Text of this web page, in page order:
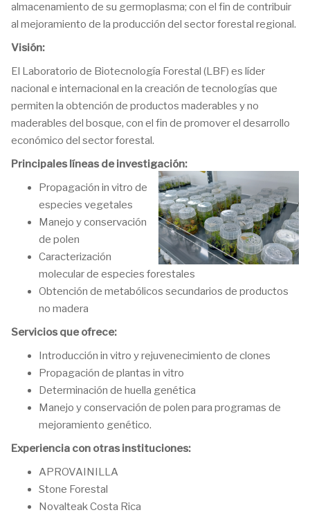
almacenamiento de su germoplasma; con el fin de contribuir
al mejoramiento de la producción del sector forestal regional.
Visión:
El Laboratorio de Biotecnología Forestal (LBF) es líder
nacional e internacional en la creación de tecnologías que
permiten la obtención de productos maderables y no
maderables del bosque, con el fin de promover el desarrollo
económico del sector forestal.
Principales líneas de investigación:
Propagación in vitro de
especies vegetales
Manejo y conservación
de polen
Caracterización
molecular de especies forestales
Obtención de metabólicos secundarios de productos
no madera
Servicios que ofrece:
Introducción in vitro y rejuvenecimiento de clones
Propagación de plantas in vitro
Determinación de huella genética
Manejo y conservación de polen para programas de
mejoramiento genético.
Experiencia con otras instituciones:
APROVAINILLA
Stone Forestal
Novalteak Costa Rica